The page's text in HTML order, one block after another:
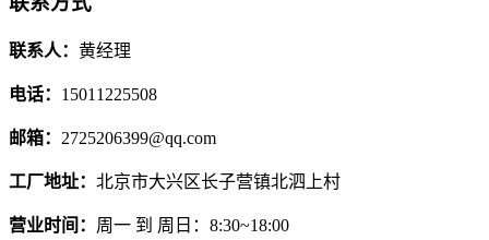
联系人： 黄经理
电话： 15011225508
邮箱： 2725206399@qq.com
工厂地址： 北京市大兴区长子营镇北泗上村
营业时间： 周一 到 周日：8:30~18:00